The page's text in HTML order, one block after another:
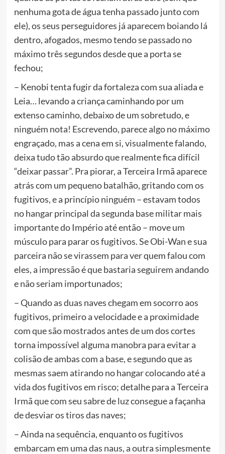
nenhuma gota de água tenha passado junto com
ele), os seus perseguidores já aparecem boiando lá
dentro, afogados, mesmo tendo se passado no
máximo três segundos desde que a porta se
fechou;
– Kenobi tenta fugir da fortaleza com sua aliada e
Leia… levando a criança caminhando por um
extenso caminho, debaixo de um sobretudo, e
ninguém nota! Escrevendo, parece algo no máximo
engraçado, mas a cena em si, visualmente falando,
deixa tudo tão absurdo que realmente fica difícil
“deixar passar”. Pra piorar, a Terceira Irmã aparece
atrás com um pequeno batalhão, gritando com os
fugitivos, e a princípio ninguém – estavam todos
no hangar principal da segunda base militar mais
importante do Império até então – move um
músculo para parar os fugitivos. Se Obi-Wan e sua
parceira não se virassem para ver quem falou com
eles, a impressão é que bastaria seguirem andando
e não seriam importunados;
– Quando as duas naves chegam em socorro aos
fugitivos, primeiro a velocidade e a proximidade
com que são mostrados antes de um dos cortes
torna impossível alguma manobra para evitar a
colisão de ambas com a base, e segundo que as
mesmas saem atirando no hangar colocando até a
vida dos fugitivos em risco; detalhe para a Terceira
Irmã que com seu sabre de luz consegue a façanha
de desviar os tiros das naves;
– Ainda na sequência, enquanto os fugitivos
embarcam em uma das naus, a outra simplesmente